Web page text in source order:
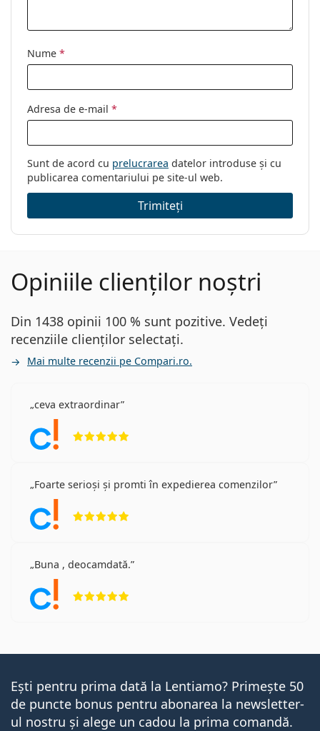
Nume *
Adresa de e-mail *
Sunt de acord cu prelucrarea datelor introduse și cu
publicarea comentariului pe site-ul web.
Trimiteți
Opiniile clienților noștri
Din 1438 opinii 100 % sunt pozitive. Vedeți
recenziile clienților selectați.
Mai multe recenzii pe Compari.ro.
ceva extraordinar
Foarte serioși și promti în expedierea comenzilor
Buna , deocamdată.
Ești pentru prima dată la Lentiamo? Primește 50
de puncte bonus pentru abonarea la newsletter-
ul nostru și alege un cadou la prima comandă.